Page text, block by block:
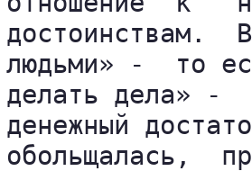
достоинствам.
людьми» -  то
делать дела» -
денежный
обольщалась,